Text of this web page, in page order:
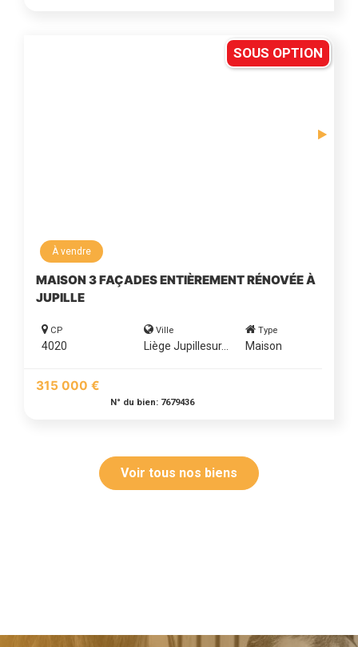
SOUS OPTION
À vendre
MAISON 3 FAÇADES ENTIÈREMENT RÉNOVÉE À
JUPILLE
CP
4020
Ville
Liège Jupillesur...
Type
Maison
315 000 €
N° du bien: 7679436
Voir tous nos biens